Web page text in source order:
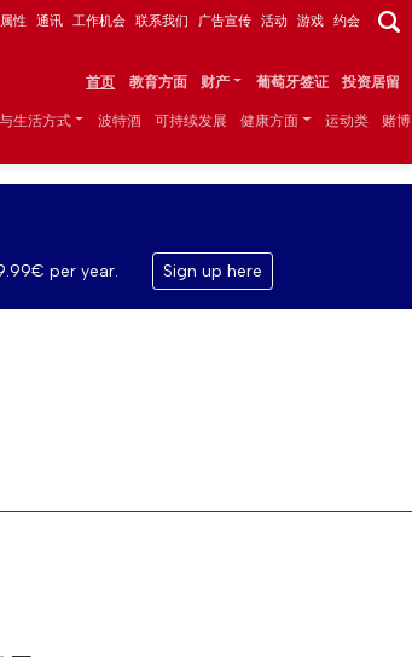
属性 通讯 工作机会 联系我们 广告宣传 活动 游戏 约会
首页 教育方面 财产 葡萄牙签证 投资居留
生活方式 波特酒 可持续发展 健康方面 运动类 赌博
per year. Sign up here